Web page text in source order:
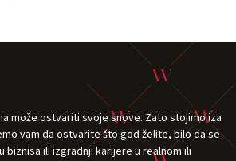
može ostvariti svoje snove. Zato stojimo iza
vam da ostvarite što god želite, bilo da se
biznisa ili izgradnji karijere u realnom ili